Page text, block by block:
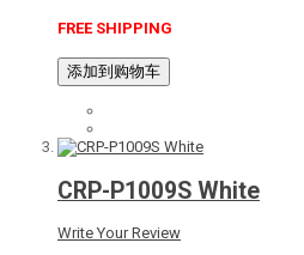
FREE SHIPPING
添加到购物车
CRP-P1009S White
Write Your Review